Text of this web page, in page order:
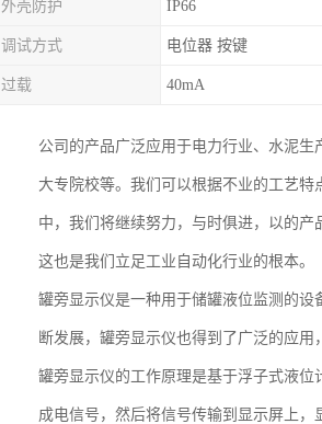
外壳防护 IP66
调试方式 电位器 按键
过载 40mA
公司的产品广泛应用于电力行业、水泥
大专院校等。我们可以根据不业的工艺
中，我们将继续努力，与时俱进，以的产
这也是我们立足工业自动化行业的根本。
罐旁显示仪是一种用于储罐液位监测的
断发展，罐旁显示仪也得到了广泛的应用
罐旁显示仪的工作原理是基于浮子式液
成电信号，然后将信号传输到显示屏上